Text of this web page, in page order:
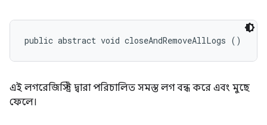
public abstract void closeAndRemoveAllLogs ()
এই লগরেজিস্ট্রি দ্বারা পরিচালিত সমস্ত লগ বন্ধ করে এবং মুছে
ফেলে।